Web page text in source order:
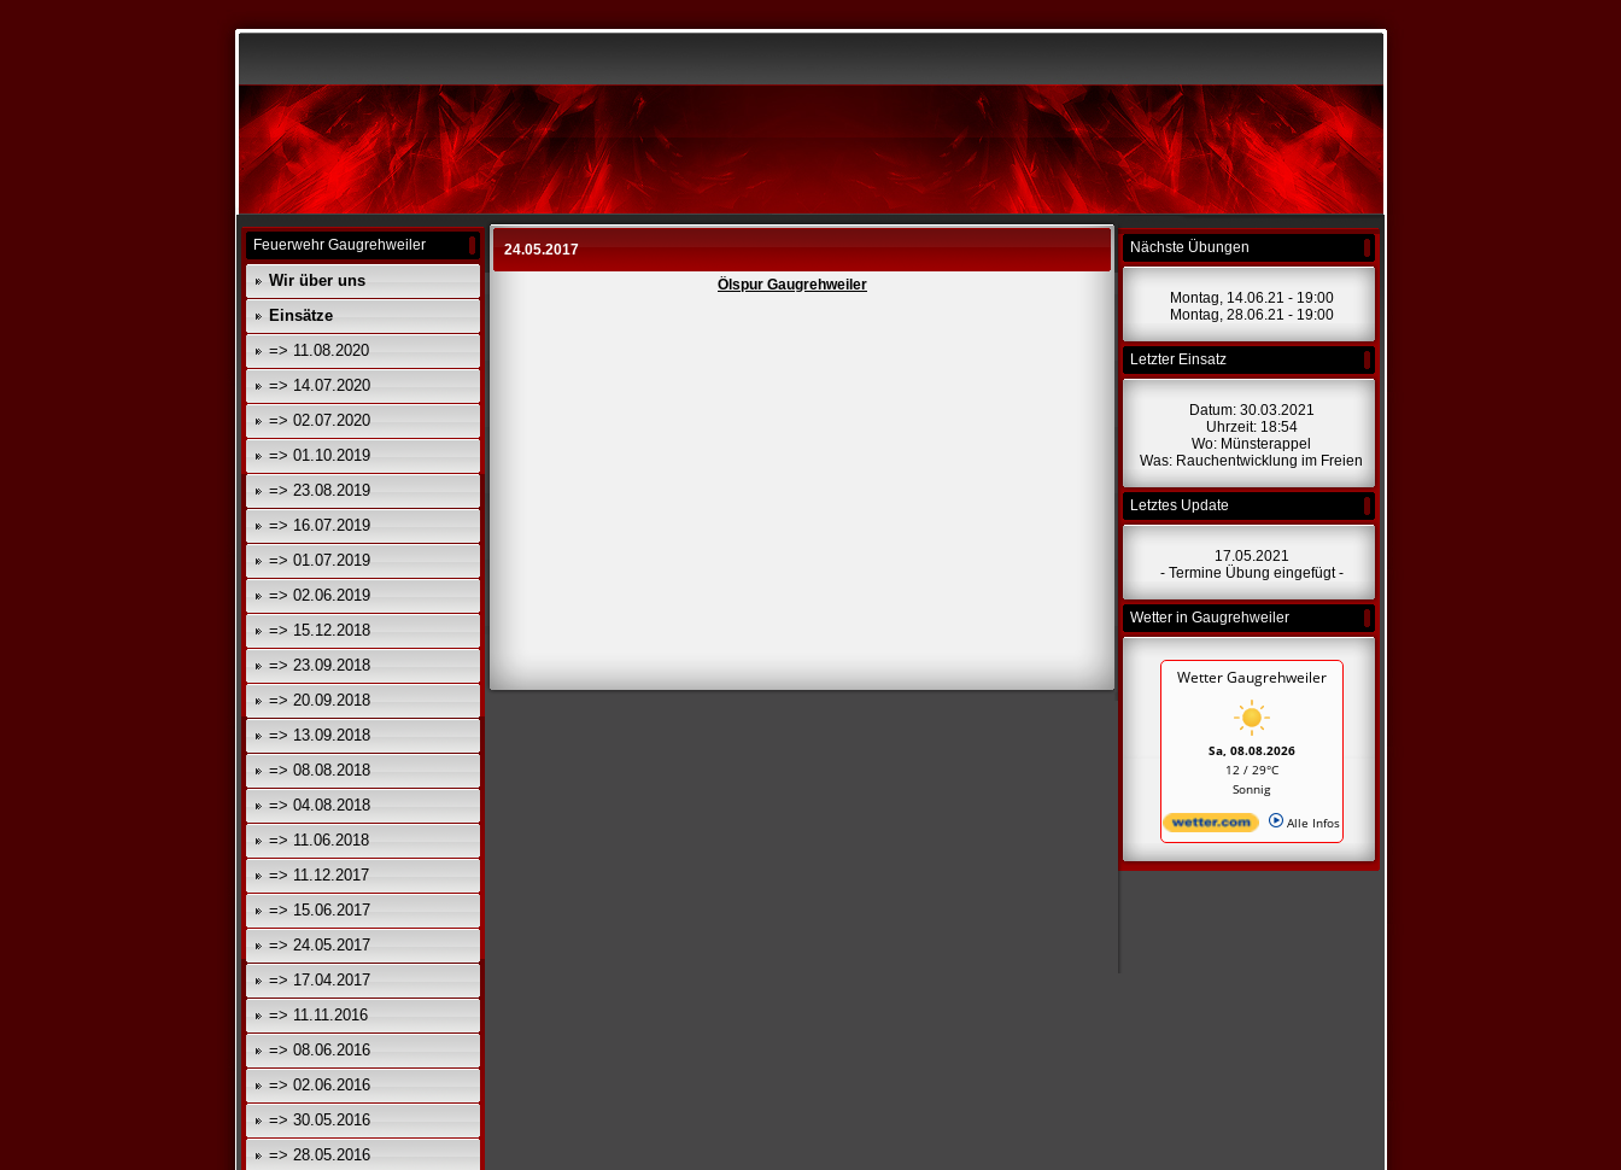
Feuerwehr Gaugrehweiler
Wir über uns
Einsätze
=> 11.08.2020
=> 14.07.2020
=> 02.07.2020
=> 01.10.2019
=> 23.08.2019
=> 16.07.2019
=> 01.07.2019
=> 02.06.2019
=> 15.12.2018
=> 23.09.2018
=> 20.09.2018
=> 13.09.2018
=> 08.08.2018
=> 04.08.2018
=> 11.06.2018
=> 11.12.2017
=> 15.06.2017
=> 24.05.2017
=> 17.04.2017
=> 11.11.2016
=> 08.06.2016
=> 02.06.2016
=> 30.05.2016
=> 28.05.2016
24.05.2017
Ölspur Gaugrehweiler
Nächste Übungen
Montag, 14.06.21 - 19:00
Montag, 28.06.21 - 19:00
Letzter Einsatz
Datum: 30.03.2021
Uhrzeit: 18:54
Wo: Münsterappel
Was: Rauchentwicklung im Freien
Letztes Update
17.05.2021
- Termine Übung eingefügt -
Wetter in Gaugrehweiler
Wetter Gaugrehweiler
Sa, 08.08.2026
12 / 29°C
Sonnig
Alle Infos